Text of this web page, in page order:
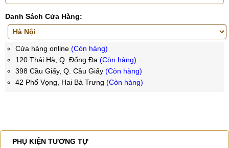
Danh Sách Cửa Hàng:
Cửa hàng online (Còn hàng)
120 Thái Hà, Q. Đống Đa (Còn hàng)
398 Cầu Giấy, Q. Cầu Giấy (Còn hàng)
42 Phố Vọng, Hai Bà Trưng (Còn hàng)
PHỤ KIỆN TƯƠNG TỰ